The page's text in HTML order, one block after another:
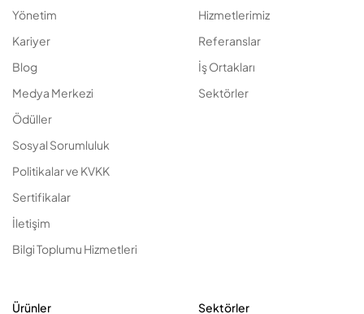
Yönetim
Kariyer
Blog
Medya Merkezi
Ödüller
Sosyal Sorumluluk
Politikalar ve KVKK
Sertifikalar
İletişim
Bilgi Toplumu Hizmetleri
Hizmetlerimiz
Referanslar
İş Ortakları
Sektörler
Ürünler
Sektörler